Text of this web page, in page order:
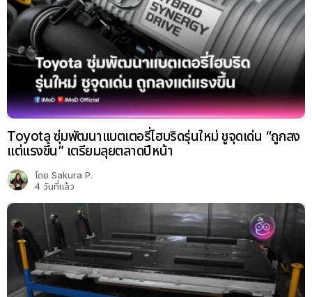
Toyota ซุ่มพัฒนาแบตเตอรี่ไฮบริดรุ่นใหม่ ชูจุดเด่น “ถูกลง
แต่แรงขึ้น” เตรียมลุยตลาดปีหน้า
โดย Sakura P.
4 วันที่แล้ว